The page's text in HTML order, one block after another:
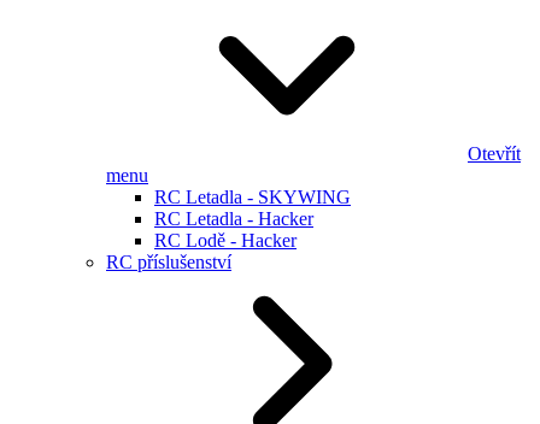
Otevřít
menu
RC Letadla - SKYWING
RC Letadla - Hacker
RC Lodě - Hacker
RC příslušenství